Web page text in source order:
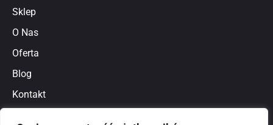
Sklep
O Nas
Oferta
Blog
Kontakt